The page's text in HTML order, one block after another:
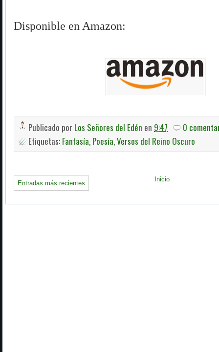
Disponible en Amazon:
Publicado por Los Señores del Edén en 9:47
0
Etiquetas: Fantasía, Poesía,Versos del Reino Oscuro
Entradas más recientes
Inicio